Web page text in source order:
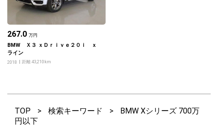
267.0 万円
BMW Ｘ３ ｘＤｒｉｖｅ２０ｉ ｘ
ライン
2018 距離 43,210km
TOP > 検索キーワード >
BMW Xシリーズ 700万
円以下